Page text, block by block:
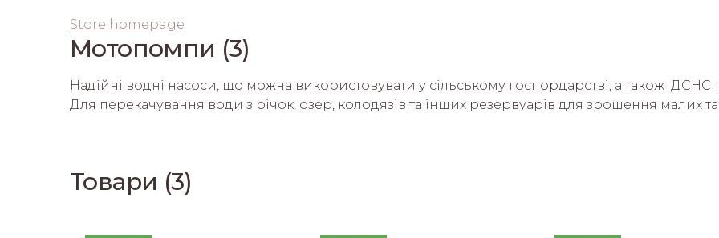
Store homepage
Мотопомпи (3)
Надійні водні насоси, що можна використовувати у сільському госпордарстві, а також
Товари (3)